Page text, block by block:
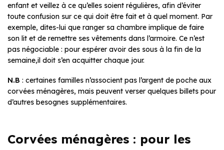
enfant et veillez à ce qu’elles soient régulières, afin d’éviter
toute confusion sur ce qui doit être fait et à quel moment. Par
exemple, dites-lui que ranger sa chambre implique de faire
son lit et de remettre ses vêtements dans l’armoire. Ce n’est
pas négociable : pour espérer avoir des sous à la fin de la
semaine,il doit s’en acquitter chaque jour.
N.B : certaines familles n’associent pas l’argent de poche aux
corvées ménagères, mais peuvent verser quelques billets pour
d’autres besognes supplémentaires.
Corvées ménagères : pour les